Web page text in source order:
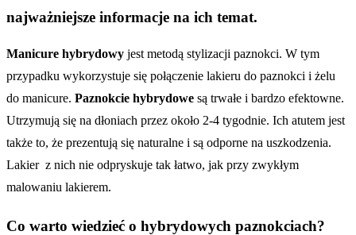
najważniejsze informacje na ich temat.
Manicure hybrydowy jest metodą stylizacji paznokci. W tym
przypadku wykorzystuje się połączenie lakieru do paznokci i żelu
do manicure. Paznokcie hybrydowe są trwałe i bardzo efektowne.
Utrzymują się na dłoniach przez około 2-4 tygodnie. Ich atutem jest
także to, że prezentują się naturalne i są odporne na uszkodzenia.
Lakier z nich nie odpryskuje tak łatwo, jak przy zwykłym
malowaniu lakierem.
Co warto wiedzieć o hybrydowych paznokciach?